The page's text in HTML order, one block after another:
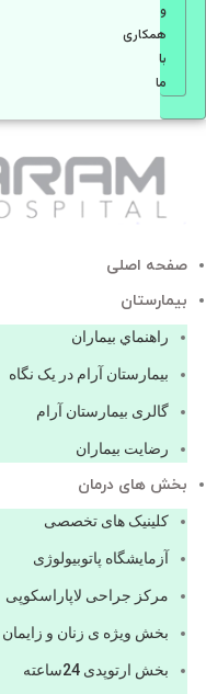
و
همكاری
با
ما
صفحه اصلی
بيمارستان
راهنماي بیماران
بیمارستان آرام در یک نگاه
گالری بیمارستان آرام
رضایت بیماران
بخش های درمان
کلینیک های تخصصی
آزمایشگاه پاتوبیولوژی
مرکز جراحی لاپاراسکوپی
بخش ویژه ی زنان و زایمان
بخش ارتوپدی 24ساعته